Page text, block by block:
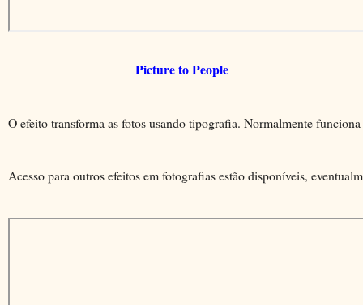
Picture to People
O efeito transforma as fotos usando tipografia. Normalmente
Acesso para outros efeitos em fotografias estão disponíveis,